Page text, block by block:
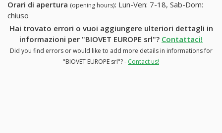
Orari di apertura (opening hours): Lun-Ven: 7-18, Sab-Dom:
chiuso
Hai trovato errori o vuoi aggiungere ulteriori dettagli in
informazioni per "BIOVET EUROPE srl"? Contattaci!
Did you find errors or would like to add more details in informations for
"BIOVET EUROPE srl"? - Contact us!